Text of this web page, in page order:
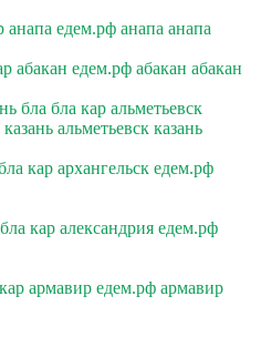
анапа едем.рф анапа анапа
абакан едем.рф абакан абакан
бла бла кар альметьевск
альметьевск казань
кар архангельск едем.рф
кар александрия едем.рф
армавир едем.рф армавир